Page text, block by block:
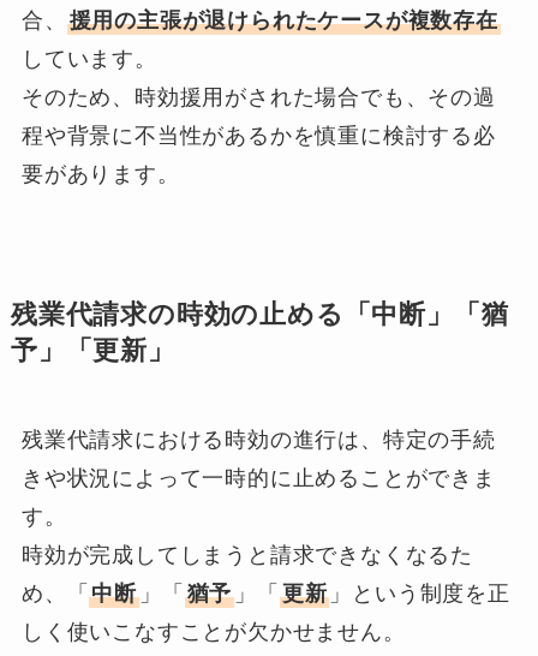
合、 援用の主張が退けられたケースが複数存在
しています。
そのため、時効援用がされた場合でも、その過
程や背景に不当性があるかを慎重に検討する必
要があります。
残業代請求の時効の止める「中断」「猶
予」「更新」
残業代請求における時効の進行は、特定の手続
きや状況によって一時的に止めることができま
す。
時効が完成してしまうと請求できなくなるた
め、「中断」「 猶予 」「 更新 」という制度を正
しく使いこなすことが欠かせません。